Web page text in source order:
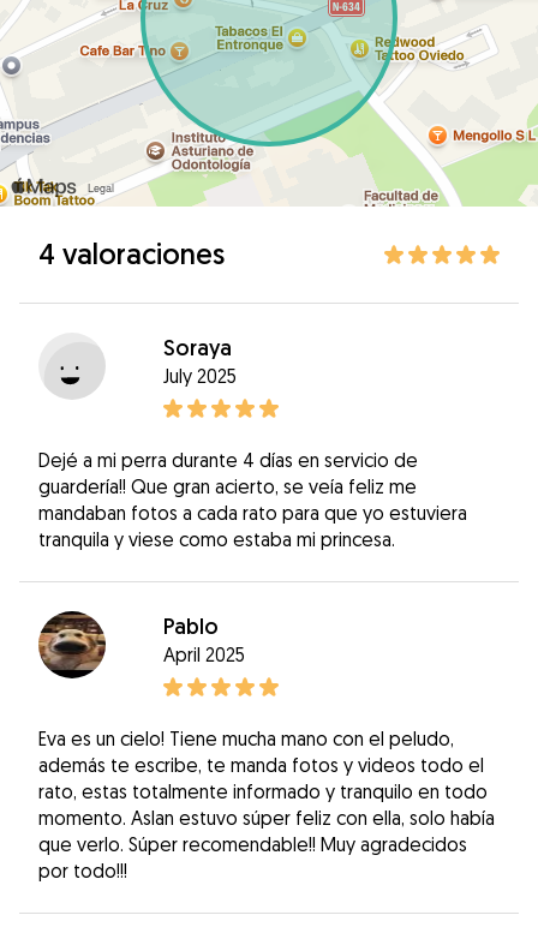
4 valoraciones
Soraya
July 2025
Dejé a mi perra durante 4 días en servicio de
guardería!! Que gran acierto, se veía feliz me
mandaban fotos a cada rato para que yo estuviera
tranquila y viese como estaba mi princesa.
Pablo
April 2025
Eva es un cielo! Tiene mucha mano con el peludo,
además te escribe, te manda fotos y videos todo el
rato, estas totalmente informado y tranquilo en todo
momento. Aslan estuvo súper feliz con ella, solo había
que verlo. Súper recomendable!! Muy agradecidos
por todo!!!